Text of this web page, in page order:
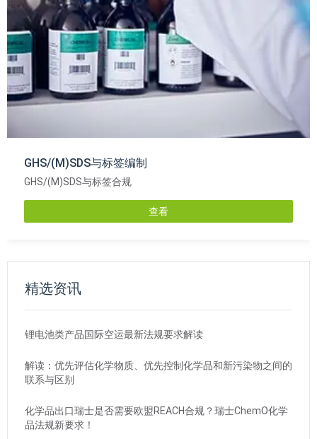
GHS/(M)SDS与标签编制
GHS/(M)SDS与标签合规
查看
精选资讯
锂电池类产品国际空运最新法规要求解读
解读：优先评估化学物质、优先控制化学品和新污染物之间的
联系与区别
化学品出口瑞士是否需要欧盟REACH合规？瑞士ChemO化学
品法规新要求！